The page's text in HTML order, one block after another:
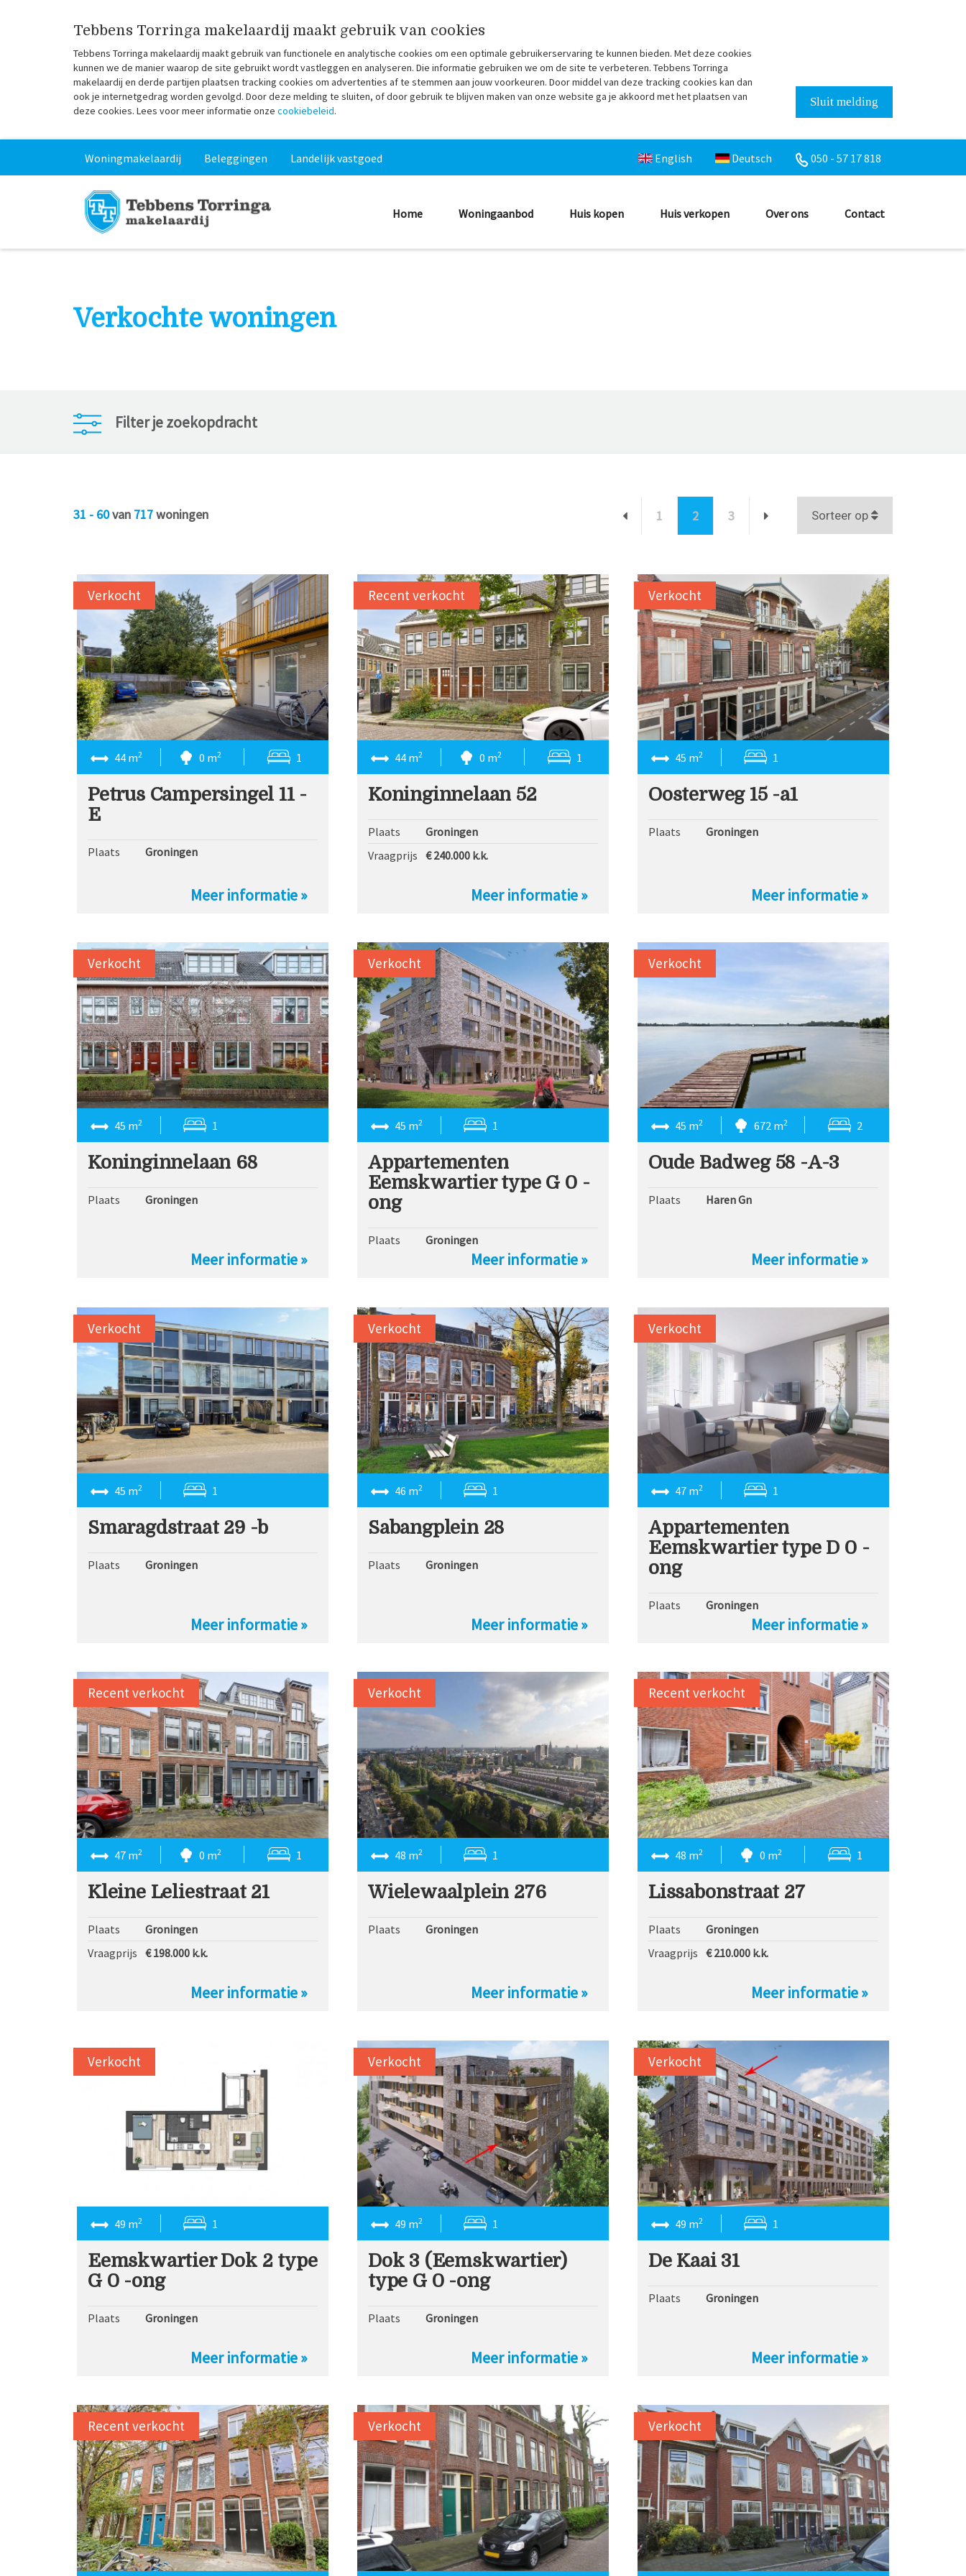
Tebbens Torringa makelaardij maakt gebruik van cookies
Tebbens Torringa makelaardij maakt gebruik van functionele en analytische cookies om een optimale gebruikerservaring te kunnen bieden. Met deze cookies
kunnen we de manier waarop de site gebruikt wordt vastleggen en analyseren. Die informatie gebruiken we om de site te verbeteren. Tebbens Torringa
makelaardij en derde partijen plaatsen tracking cookies om advertenties af te stemmen aan jouw voorkeuren. Door middel van deze tracking cookies kan dan
ook je internetgedrag worden gevolgd. Door deze melding te sluiten, of door gebruik te blijven maken van onze website ga je akkoord met het plaatsen van
deze cookies. Lees voor meer informatie onze cookiebeleid.
Sluit melding
Woningmakelaardij Beleggingen Landelijk vastgoed English Deutsch 050 - 57 17 818
Home Woningaanbod Huis kopen Huis verkopen Over ons Contact
Verkochte woningen
Filter je zoekopdracht
31 - 60van 717woningen 1 2 3 Sorteer op
44 m2 0 m2 1
Petrus Campersingel 11 -
E
Plaats Groningen
Meer informatie »
Verkocht
44 m2 0 m2 1
Koninginnelaan 52
Plaats
Groningen
Vraagprijs € 240.000 k.k.
Meer informatie »
Recent verkocht
45 m2 1
Oosterweg 15 -a1
Plaats Groningen
Meer informatie »
Verkocht
45 m2 1
Koninginnelaan 68
Plaats Groningen
Meer informatie »
Verkocht
45 m2 1
Appartementen
Eemskwartier type G 0 -
ong
Plaats Groningen
Meer informatie »
Verkocht
45 m2 672 m2 2
Oude Badweg 58 -A-3
Plaats Haren Gn
Meer informatie »
Verkocht
45 m2 1
Smaragdstraat 29 -b
Plaats Groningen
Meer informatie »
Verkocht
46 m2 1
Sabangplein 28
Plaats Groningen
Meer informatie »
Verkocht
47 m2 1
Appartementen
Eemskwartier type D 0 -
ong
Plaats Groningen
Meer informatie »
Verkocht
47 m2 0 m2 1
Kleine Leliestraat 21
Plaats
Groningen
Vraagprijs € 198.000 k.k.
Meer informatie »
Recent verkocht
48 m2 1
Wielewaalplein 276
Plaats Groningen
Meer informatie »
Verkocht
48 m2 0 m2 1
Lissabonstraat 27
Plaats
Groningen
Vraagprijs € 210.000 k.k.
Meer informatie »
Recent verkocht
49 m2 1
Eemskwartier Dok 2 type
G 0 -ong
Plaats Groningen
Meer informatie »
Verkocht
49 m2 1
Dok 3 (Eemskwartier)
type G 0 -ong
Plaats Groningen
Meer informatie »
Verkocht
49 m2 1
De Kaai 31
Plaats Groningen
Meer informatie »
Verkocht
Recent verkocht Verkocht Verkocht